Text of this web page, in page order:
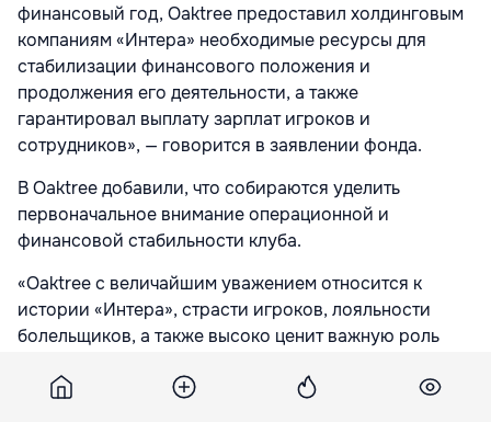
финансовый год, Oaktree предоставил холдинговым
компаниям «Интера» необходимые ресурсы для
стабилизации финансового положения и
продолжения его деятельности, а также
гарантировал выплату зарплат игроков и
сотрудников», — говорится в заявлении фонда.
В Oaktree добавили, что собираются уделить
первоначальное внимание операционной и
финансовой стабильности клуба.
«Oaktree с величайшим уважением относится к
истории «Интера», страсти игроков, лояльности
болельщиков, а также высоко ценит важную роль
мировому спортивному сообществу. Oaktree